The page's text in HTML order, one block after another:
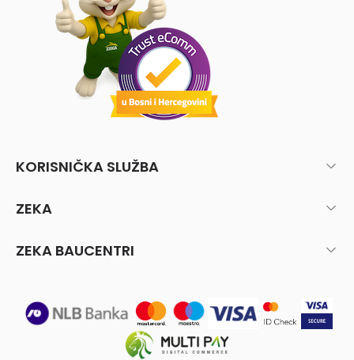
KORISNIČKA SLUŽBA
ZEKA
ZEKA BAUCENTRI